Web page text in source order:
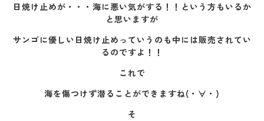
日焼け止めが・・・海に悪い気がする！！という方もいるか
と思いますが
サンゴに優しい日焼け止めっていうのも中には販売されてい
るのですよ！！
これで
海を傷つけず潜ることができますね(・∀・)
そ